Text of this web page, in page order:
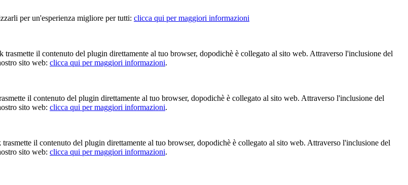
per un'esperienza migliore per tutti: clicca qui per maggiori informazioni
il contenuto del plugin direttamente al tuo browser, dopodichè è collegato al sito web. Attraverso l'inclusione del
sito web: clicca qui per maggiori informazioni.
il contenuto del plugin direttamente al tuo browser, dopodichè è collegato al sito web. Attraverso l'inclusione del
sito web: clicca qui per maggiori informazioni.
il contenuto del plugin direttamente al tuo browser, dopodichè è collegato al sito web. Attraverso l'inclusione del
sito web: clicca qui per maggiori informazioni.